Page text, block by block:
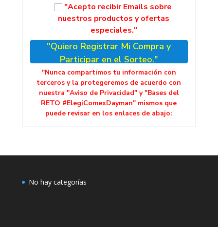
"Acepto recibir Emails sobre
nuestros productos y ofertas
especiales."
"Quiero Registrar Mi Compra y
Participar en el Sorteo."
"Nunca compartimos tu información con
terceros y la protegeremos de acuerdo con
nuestra "Aviso de Privacidad" y "Bases del
RETO #ElegíComexDayman" mismos que
puede revisar en los enlaces de abajo:
No hay categorías